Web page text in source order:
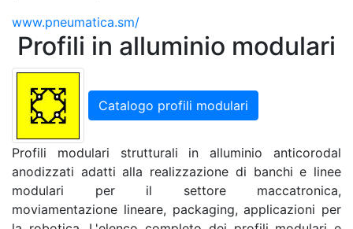
www.pneumatica.sm/
Profili in alluminio modulari
Catalogo profili modulari
Profili modulari strutturali in alluminio anticorodal
anodizzati adatti alla realizzazione di banchi e linee
modulari per il settore maccatronica,
moviamentazione lineare, packaging, applicazioni per